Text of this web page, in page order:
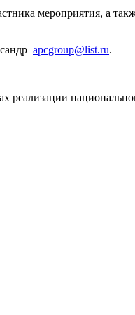
мероприятия, а
apcgroup@list.ru.
реализации